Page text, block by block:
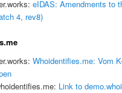
eIDAS: Amendments to
4, rev8)
Whoidentifies.me: Vom
Link to